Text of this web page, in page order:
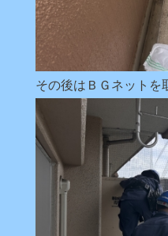
その後はＢＧネット